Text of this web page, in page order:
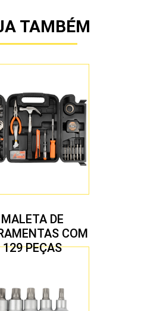
TAMBÉM
MALETA DE
COM
129 PEÇAS